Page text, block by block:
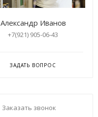
Александр Иванов
+7(921) 905-06-43
ЗАДАТЬ ВОПРОС
Заказать звонок